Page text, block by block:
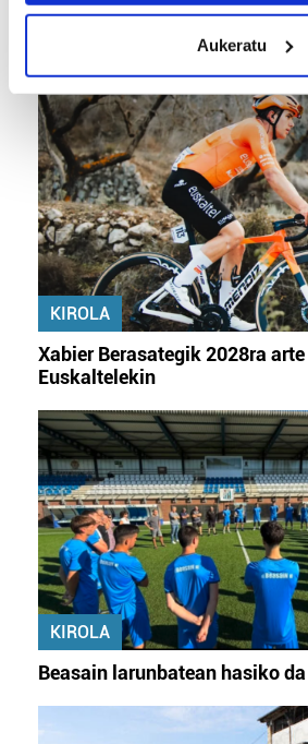
meters
Identify your device by
specific characteristics
Find out more about how your
and set your preferences in the
Guk eta gure bazkideek zure datu
prozesatzen ditugu, zure IP
teknologia erabiliz, cookieak
pertsonalizatuak eskaintzeko,
neurtzeko, jendeari buruzko
produktuak garatzeko. Zure datuak
interes komertzial legitimoetan
bazkideen zerrenda, beren ustez
duten interes legitimoa eta horren
dezakezun ikusteko.
Lortu zure datu pertsonalak
buruzko informazio gehiago eta
datuen atalean. Edozein unetan
zure baimena Cookieen
Webgune honek cookie propioak eta
fitxategiak erabiltzen ditu. Zure
zerbitzuak hobetzeko asmoz,
Aukeratu
KIROLA
Xabier Berasategik 2028ra
Euskaltelekin
KIROLA
Beasain larunbatean hasiko